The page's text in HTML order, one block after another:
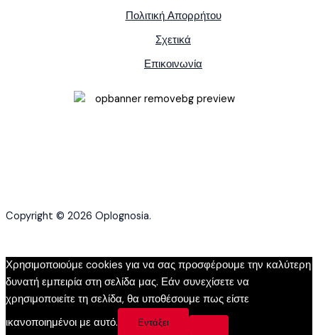
Πολιτική Απορρήτου
Σχετικά
Επικοινωνία
Copyright © 2026 Oplognosia.
Χρησιμοποιούμε cookies για να σας προσφέρουμε την καλύτερη
δυνατή εμπειρία στη σελίδα μας. Εάν συνεχίσετε να
χρησιμοποιείτε τη σελίδα, θα υποθέσουμε πως είστε
ικανοποιημένοι με αυτό.
Εντάξει